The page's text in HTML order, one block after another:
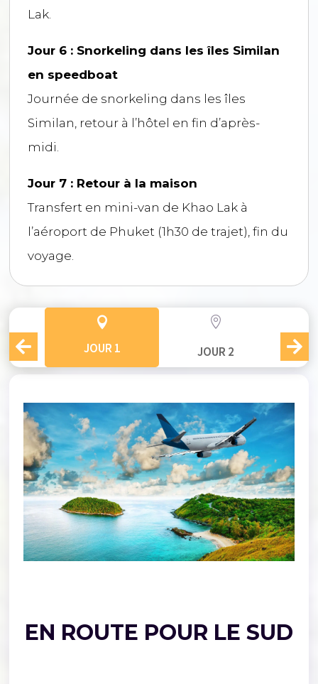
Lak.
Jour 6 : Snorkeling dans les îles Similan
en speedboat
Journée de snorkeling dans les îles
Similan, retour à l’hôtel en fin d’après-
midi.
Jour 7 : Retour à la maison
Transfert en mini-van de Khao Lak à
l’aéroport de Phuket (1h30 de trajet), fin du
voyage.

JOUR 1

JOUR 2
EN ROUTE POUR LE SUD